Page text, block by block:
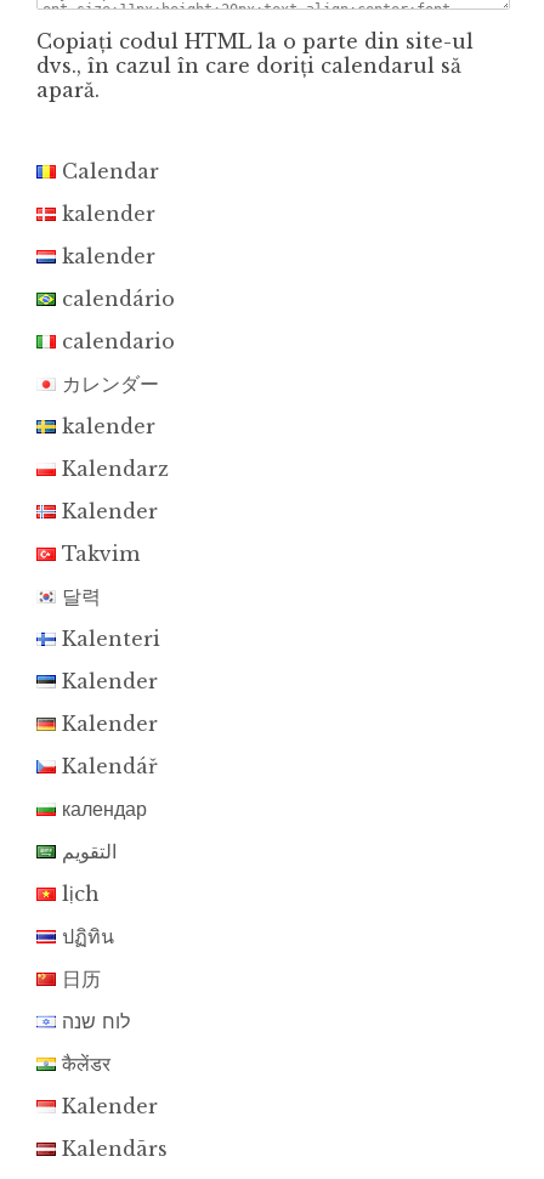
Copiaţi codul HTML la o parte din site-ul
dvs., în cazul în care doriţi calendarul să
apară.
Calendar
kalender
kalender
calendário
calendario
カレンダー
kalender
Kalendarz
Kalender
Takvim
달력
Kalenteri
Kalender
Kalender
Kalendář
календар
التقويم
lịch
ปฏิทิน
日历
לוח שנה
कैलेंडर
Kalender
Kalendārs